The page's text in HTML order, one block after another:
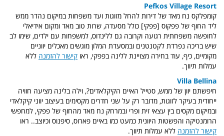
Pefkos Village Resort
קומפלקס נח מאד של דירות להחל מזוגות ועד משפחות במיקום נהדר ממש
ליד החוף של פפקוס [פפקי] כולל מסעדה, שרות טוב מאד ומקום אידיאלי
לחופשה משפחתית רגועה וקרובה גם ללינדוס, למשפחות עם ילדים, שימו לב
שיש בריכה נפרדת לקטנטנים ובמסעדת המלון מוגשים מאכלים יווניים
מקומיים, כיף, עוד בחירה מצויינת ללינה בפפקי, ראו קישור להזמנה ללא
עמלות תיווך.
Villa Bellina
חיפשתם יוון של ממש, סטייל האיים הקיקלאדים?, וילה בלינה מציעה חוויה
ייחודית בעיקר לזוגות, מדובר רק על שני חדרים מקסימים בעיצוב יווני קיקלאדי
ובמיקום מקסים בין עצאי זית ופרי ובמרחק נח מאד מהחוף של פפקי, למחפשי
הרומנטיקה והפשטות היוונית כמעט כמו באיים פארוס, סיפנוס וכיוצב.. ראו
קישור להזמנה ללא עמלות תיווך.